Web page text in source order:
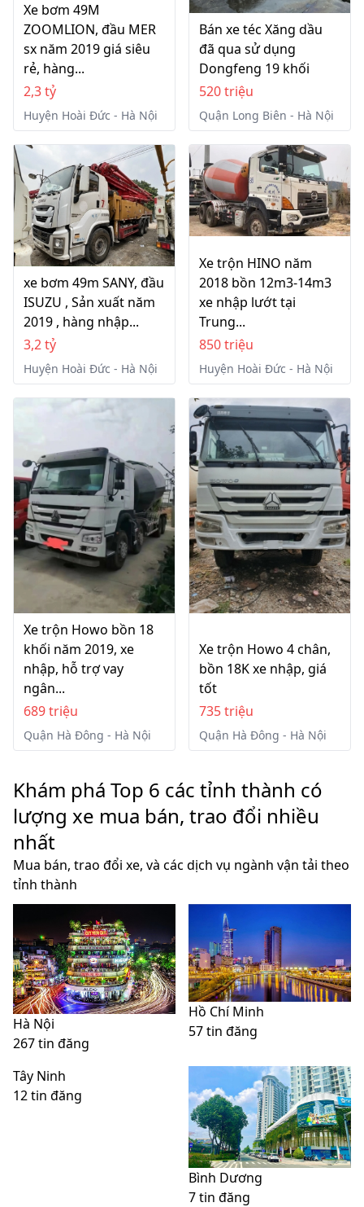
Xe bơm 49M
ZOOMLION, đầu MER
sx năm 2019 giá siêu
rẻ, hàng...
2,3 tỷ
Huyện Hoài Đức - Hà Nội
Bán xe téc Xăng dầu
đã qua sử dụng
Dongfeng 19 khối
520 triệu
Quận Long Biên - Hà Nội
xe bơm 49m SANY, đầu
ISUZU , Sản xuất năm
2019 , hàng nhập...
3,2 tỷ
Huyện Hoài Đức - Hà Nội
Xe trộn HINO năm
2018 bồn 12m3-14m3
xe nhập lướt tại
Trung...
850 triệu
Huyện Hoài Đức - Hà Nội
Xe trộn Howo bồn 18
khối năm 2019, xe
nhập, hỗ trợ vay
ngân...
689 triệu
Quận Hà Đông - Hà Nội
Xe trộn Howo 4 chân,
bồn 18K xe nhập, giá
tốt
735 triệu
Quận Hà Đông - Hà Nội
Khám phá Top 6 các tỉnh thành có
lượng xe mua bán, trao đổi nhiều
nhất
Mua bán, trao đổi xe, và các dịch vụ ngành vận tải theo
tỉnh thành
Hà Nội
267 tin đăng
Hồ Chí Minh
57 tin đăng
Tây Ninh
12 tin đăng
Bình Dương
7 tin đăng